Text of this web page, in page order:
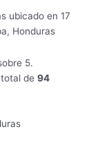
ubicado en 17
Honduras
5.
total de94